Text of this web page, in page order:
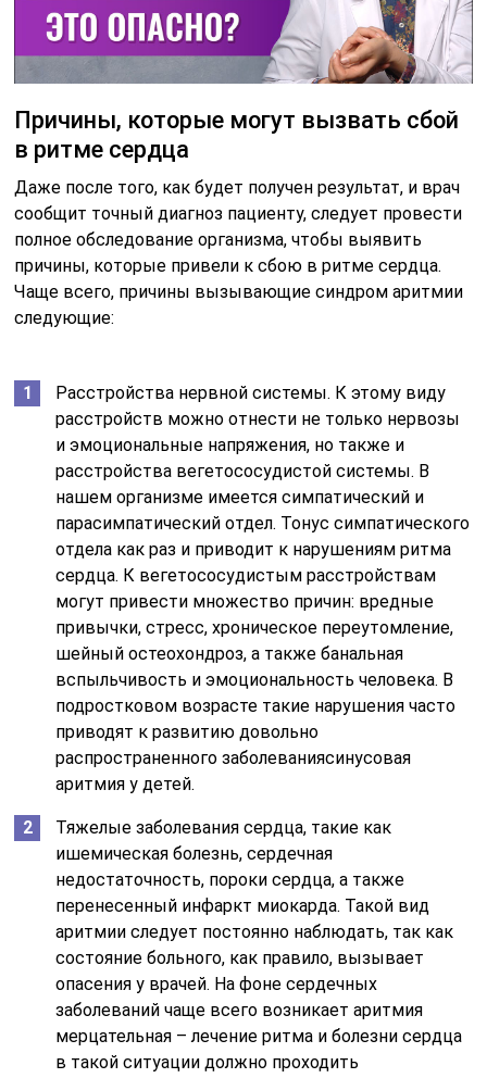
Причины, которые могут вызвать сбой
в ритме сердца
Даже после того, как будет получен результат, и врач
сообщит точный диагноз пациенту, следует провести
полное обследование организма, чтобы выявить
причины, которые привели к сбою в ритме сердца.
Чаще всего, причины вызывающие синдром аритмии
следующие:
Расстройства нервной системы. К этому виду
расстройств можно отнести не только нервозы
и эмоциональные напряжения, но также и
расстройства вегетососудистой системы. В
нашем организме имеется симпатический и
парасимпатический отдел. Тонус симпатического
отдела как раз и приводит к нарушениям ритма
сердца. К вегетососудистым расстройствам
могут привести множество причин: вредные
привычки, стресс, хроническое переутомление,
шейный остеохондроз, а также банальная
вспыльчивость и эмоциональность человека. В
подростковом возрасте такие нарушения часто
приводят к развитию довольно
распространенного заболеваниясинусовая
аритмия у детей.
Тяжелые заболевания сердца, такие как
ишемическая болезнь, сердечная
недостаточность, пороки сердца, а также
перенесенный инфаркт миокарда. Такой вид
аритмии следует постоянно наблюдать, так как
состояние больного, как правило, вызывает
опасения у врачей. На фоне сердечных
заболеваний чаще всего возникает аритмия
мерцательная – лечение ритма и болезни сердца
в такой ситуации должно проходить